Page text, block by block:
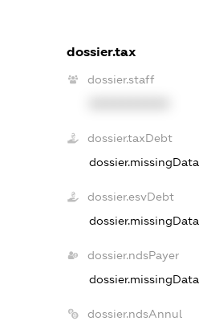
dossier.tax
dossier.staff
dossier.taxDebt
dossier.missingData
dossier.esvDebt
dossier.missingData
dossier.ndsPayer
dossier.missingData
dossier.ndsAnnul